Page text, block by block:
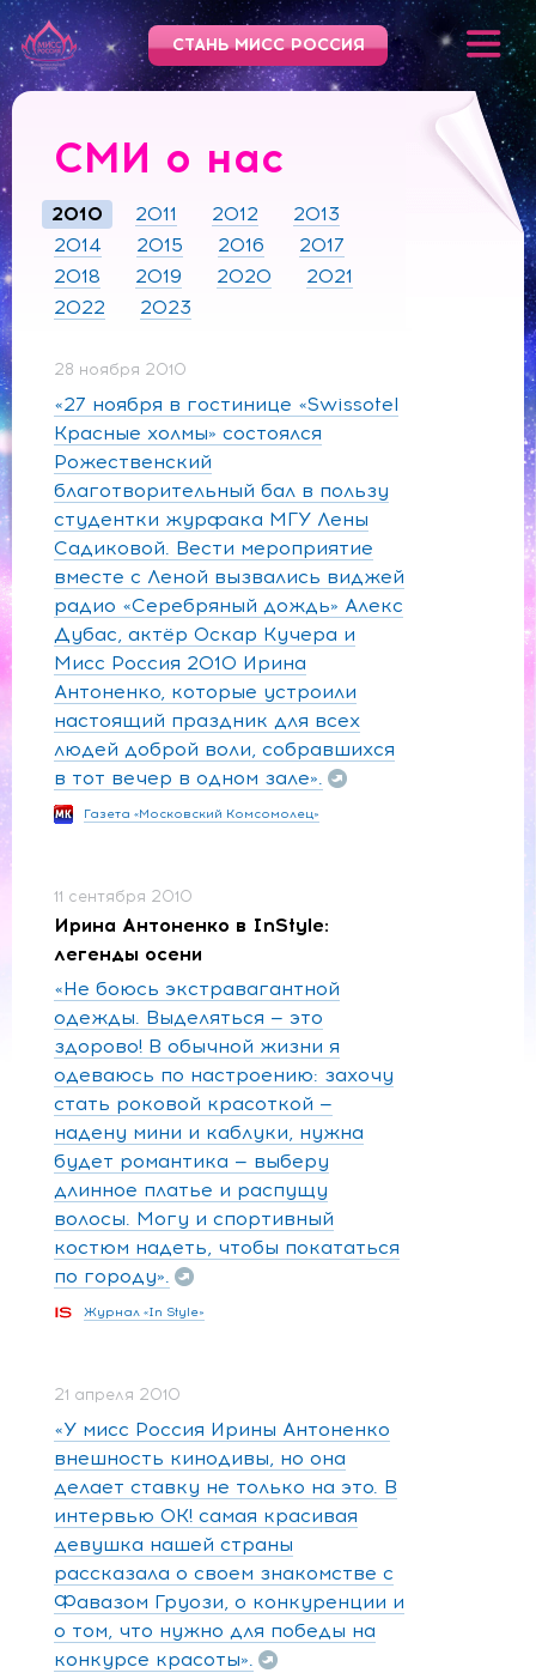
СТАНЬ МИСС РОССИЯ
СМИ о нас
2010 2011 2012
2013
2014
2015 2016
2017
2018
2019 2020
2021
2022
2023
28 ноября 2010
«27 ноября в гостинице «Swissotel
Красные холмы» состоялся
Рожественский
благотворительный бал в пользу
студентки журфака МГУ Лены
Садиковой. Вести мероприятие
вместе с Леной вызвались виджей
радио «Серебряный дождь» Алекс
Дубас, актёр Оскар Кучера и
Мисс Россия 2010 Ирина
Антоненко, которые устроили
настоящий праздник для всех
людей доброй воли, собравшихся
в тот вечер в одном зале».
Газета «Московский Комсомолец»
11 сентября 2010
Ирина Антоненко в InStyle:
легенды осени
«Не боюсь экстравагантной
одежды. Выделяться — это
здорово! В обычной жизни я
одеваюсь по настроению: захочу
стать роковой красоткой —
надену мини и каблуки, нужна
будет романтика — выберу
длинное платье и распущу
волосы. Могу и спортивный
костюм надеть, чтобы покататься
по городу».
Журнал «In Style»
21 апреля 2010
«У мисс Россия Ирины Антоненко
внешность кинодивы, но она
делает ставку не только на это. В
интервью ОК! самая красивая
девушка нашей страны
рассказала о своем знакомстве с
Фавазом Груози, о конкуренции и
о том, что нужно для победы на
конкурсе красоты».